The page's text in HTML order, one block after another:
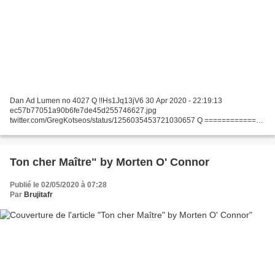
Dan Ad Lumen no 4027 Q !!Hs1Jq13jV6 30 Apr 2020 - 22:19:13
ec57b77051a90b6fe7de45d255746627.jpg
twitter.com/GregKotseos/status/1256035453721030657 Q ============
d'invasion. # Qanon...
Ton cher Maître" by Morten O' Connor
Publié le 02/05/2020 à 07:28
Par Brujitafr